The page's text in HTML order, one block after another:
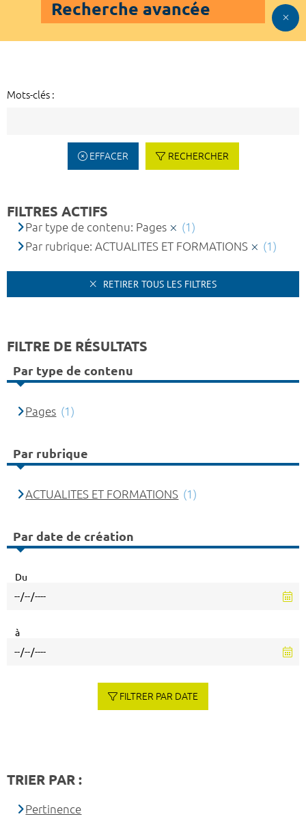
Recherche avancée
Mots-clés :
EFFACER RECHERCHER
FILTRES ACTIFS
Par type de contenu: Pages
(1)
Par rubrique: ACTUALITES ET FORMATIONS
(1)
RETIRER TOUS LES FILTRES
FILTRE DE RÉSULTATS
Par type de contenu
Pages (1)
Par rubrique
ACTUALITES ET FORMATIONS (1)
Par date de création
Du
à
FILTRER PAR DATE
TRIER PAR :
Pertinence